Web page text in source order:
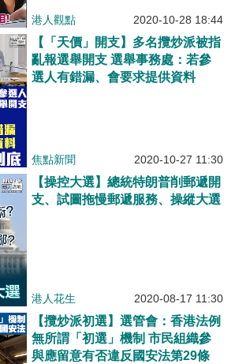
港人觀點 2020-10-28 18:44
【「天價」開支】多名攬炒派被指
亂報選舉開支 選舉事務處：若參
選人有錯漏、會要求提供資料
焦點新聞 2020-10-27 11:30
【操控大選】總統特朗普削郵遞開
支、試圖拖慢郵遞服務、操縱大選
港人花生 2020-08-17 11:30
【攬炒派初選】選管會：香港法例
無所謂「初選」機制 市民組織參
與應留意有否違反國安法第29條